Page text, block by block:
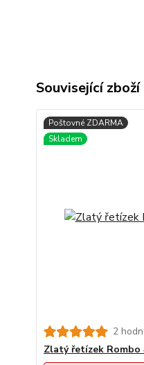
Související zboží
2
Zlatý řetízek Rombo